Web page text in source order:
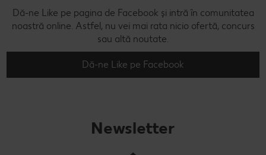
Dă-ne Like pe pagina de Facebook și intră în comunitatea
noastră online. Astfel, nu vei mai rata nicio ofertă, concurs
sau altă noutate.
Dă-ne Like pe Facebook
Newsletter